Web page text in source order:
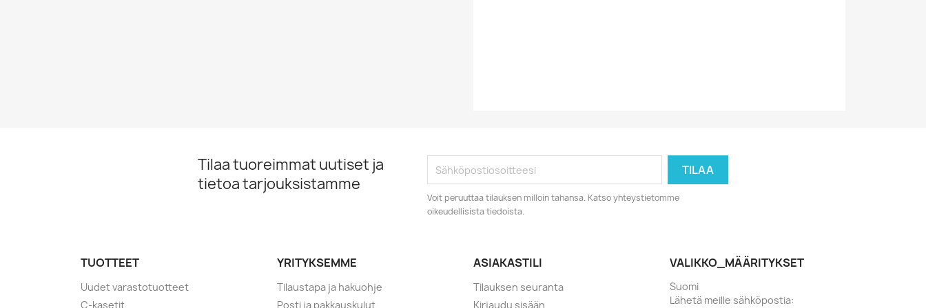
Tilaa tuoreimmat uutiset ja
tietoa tarjouksistamme
Voit peruuttaa tilauksen milloin tahansa. Katso yhteystietomme
oikeudellisista tiedoista.
TUOTTEET
Uudet varastotuotteet
C-kasetit
YRITYKSEMME
Tilaustapa ja hakuohje
Posti ja pakkauskulut
ASIAKASTILI
Tilauksen seuranta
Kirjaudu sisään
VALIKKO_MÄÄRITYKSET
Suomi
Lähetä meille sähköpostia: